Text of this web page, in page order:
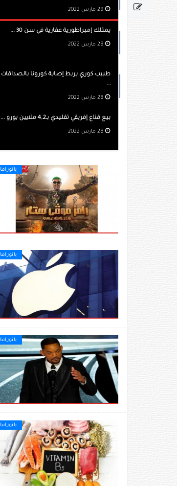
يمتلك إمبراطورية عقارية في سن 30 ...
طبيب كوري يربط إصابة كورونا بالصداقات
...
بيع قناع إفريقي تقليدي بـ4,2 ملايين يورو ...أثناء بحثها عن القمامة
بانوراما
بانوراما
بانوراما
بانوراما